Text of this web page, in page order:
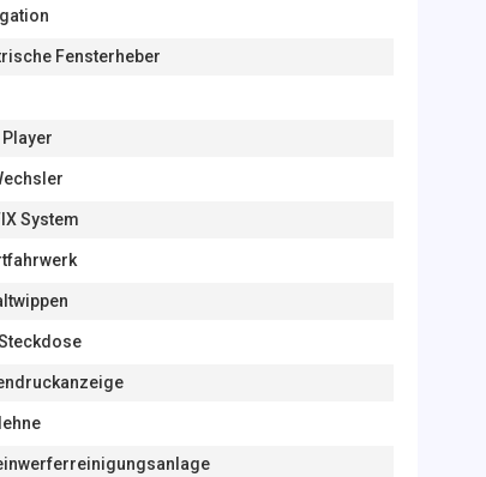
Fensterheber
Player
System